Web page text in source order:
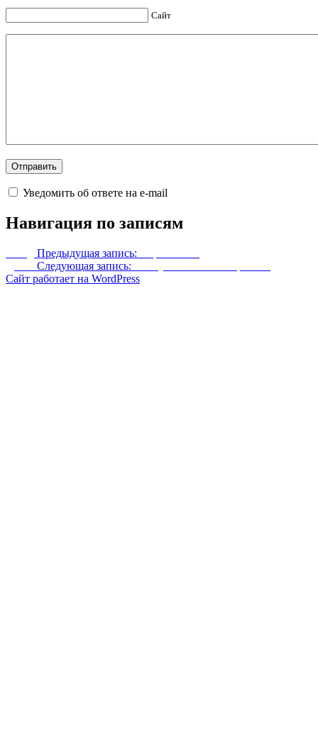
Сайт
Уведомить об ответе на e-mail
Навигация по записям
Предыдущая запись:
Следующая запись:
Сайт работает на WordPress